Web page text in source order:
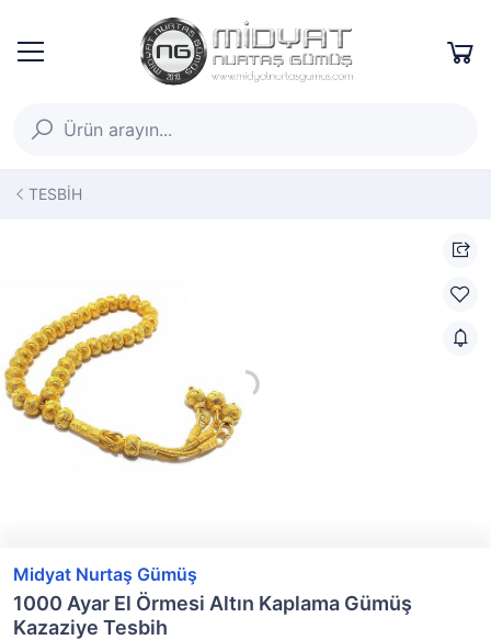
TESBİH
Midyat Nurtaş Gümüş
1000 Ayar El Örmesi Altın Kaplama Gümüş
Kazaziye Tesbih